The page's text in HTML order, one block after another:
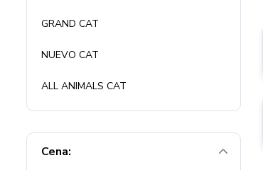
GRAND CAT
NUEVO CAT
ALL ANIMALS CAT
Cena: